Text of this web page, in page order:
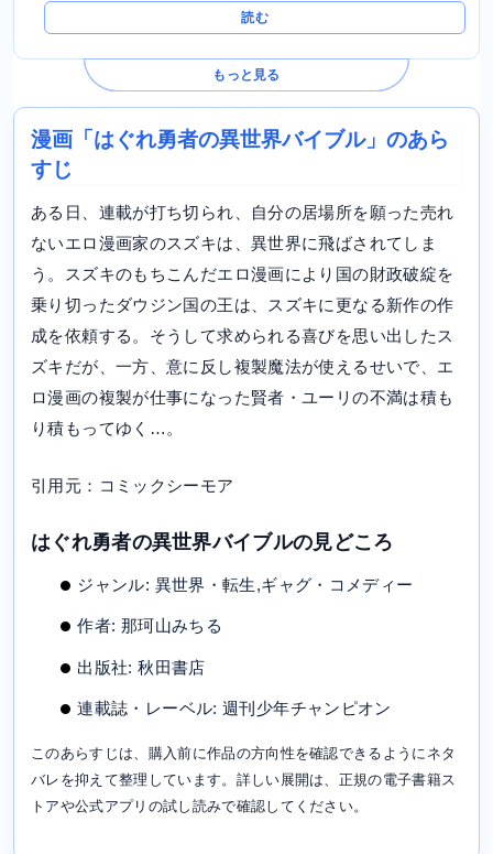
読む
もっと見る
漫画「はぐれ勇者の異世界バイブル」のあら
すじ
ある日、連載が打ち切られ、自分の居場所を願った売れ
ないエロ漫画家のスズキは、異世界に飛ばされてしま
う。スズキのもちこんだエロ漫画により国の財政破綻を
乗り切ったダウジン国の王は、スズキに更なる新作の作
成を依頼する。そうして求められる喜びを思い出したス
ズキだが、一方、意に反し複製魔法が使えるせいで、エ
ロ漫画の複製が仕事になった賢者・ユーリの不満は積も
り積もってゆく…。
引用元：コミックシーモア
はぐれ勇者の異世界バイブルの見どころ
ジャンル: 異世界・転生,ギャグ・コメディー
作者: 那珂山みちる
出版社: 秋田書店
連載誌・レーベル: 週刊少年チャンピオン
このあらすじは、購入前に作品の方向性を確認できるようにネタ
バレを抑えて整理しています。詳しい展開は、正規の電子書籍ス
トアや公式アプリの試し読みで確認してください。